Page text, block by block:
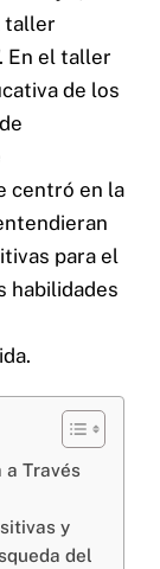
taller
En el taller
de los
centró en la
para el
habilidades
a Través
y
del